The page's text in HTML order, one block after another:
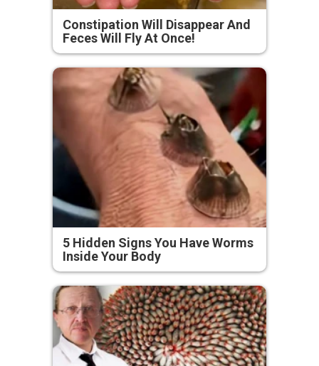
Constipation Will Disappear And
Feces Will Fly At Once!
5 Hidden Signs You Have Worms
Inside Your Body